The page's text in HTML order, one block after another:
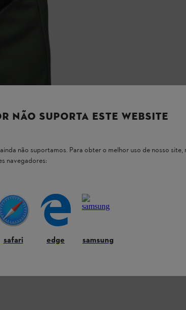
NÃO SUPORTA ESTE WEBSITE
não suportamos. Para obter o melhor uso de nosso site,
navegadores:
safari edge samsung